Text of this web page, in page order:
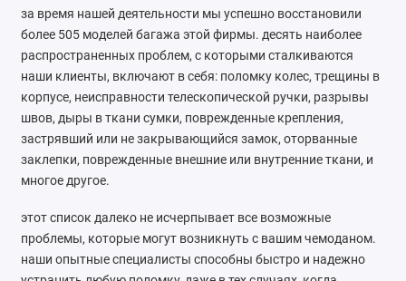
Макеты для печати на кружках
Показать все
за время нашей деятельности мы успешно восстановили
более 505 моделей багажа этой фирмы. десять наиболее
распространенных проблем, с которыми сталкиваются
наши клиенты, включают в себя: поломку колес, трещины в
корпусе, неисправности телескопической ручки, разрывы
швов, дыры в ткани сумки, поврежденные крепления,
застрявший или не закрывающийся замок, оторванные
заклепки, поврежденные внешние или внутренние ткани, и
многое другое.
этот список далеко не исчерпывает все возможные
проблемы, которые могут возникнуть с вашим чемоданом.
наши опытные специалисты способны быстро и надежно